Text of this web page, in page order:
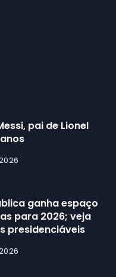
pai de Lionel
ganha espaço
para 2026; veja
presidenciáveis